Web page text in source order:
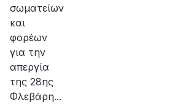
σωματείων
και
φορέων
για την
απεργία
της 28ης
Φλεβάρη...